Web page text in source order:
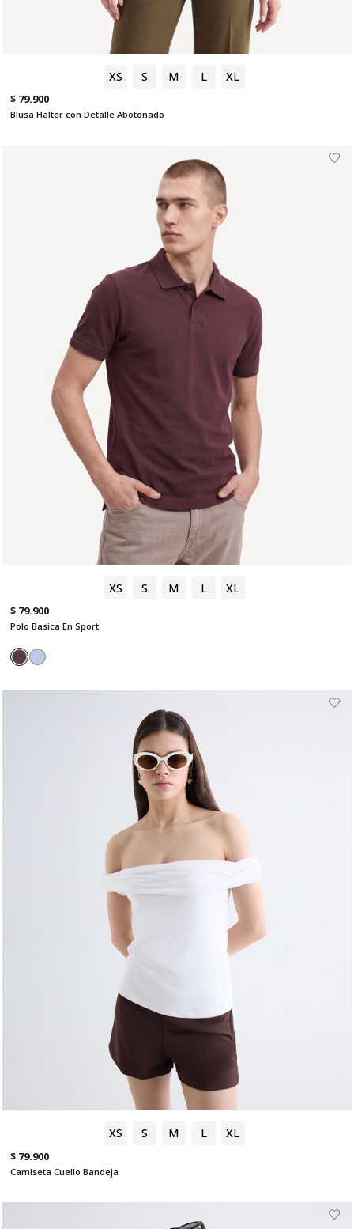
XS S M L XL
$ 79.900
Blusa Halter con Detalle Abotonado
XS S M L XL
$ 79.900
Polo Basica En Sport
XS S M L XL
$ 79.900
Camiseta Cuello Bandeja